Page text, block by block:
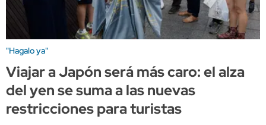
"Hagalo ya"
Viajar a Japón será más caro: el alza
del yen se suma a las nuevas
restricciones para turistas